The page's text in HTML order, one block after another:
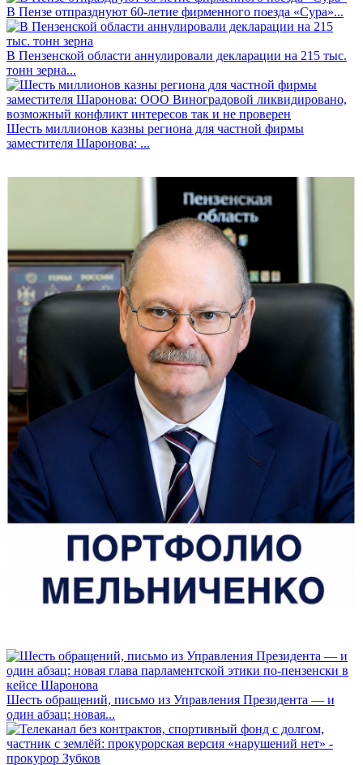
В Пензе отпразднуют 60-летие фирменного поезда «Сура»...
В Пензенской области аннулировали декларации на 215 тыс.
тонн зерна...
Шесть миллионов казны региона для частной фирмы
заместителя Шаронова: ...
Шесть обращений, письмо из Управления Президента — и
один абзац: новая...